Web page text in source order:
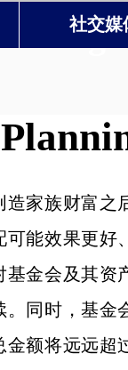
社交媒
家族财富之
能效果更好
金会及其资
同时，基金
额将远远超